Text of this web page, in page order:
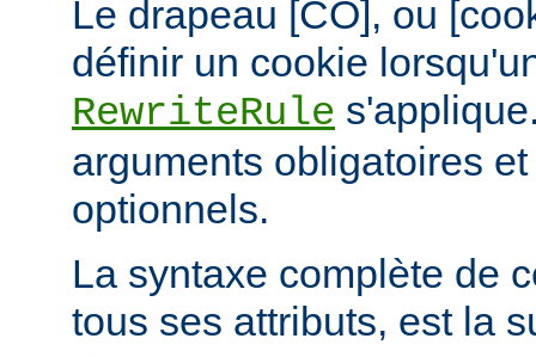
Le drapeau [CO], ou
définir un cookie
RewriteRule
arguments obligatoires
optionnels.
La syntaxe complète de
tous ses attributs, est la